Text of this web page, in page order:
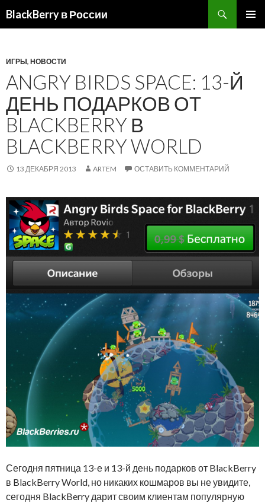
BlackBerry в России
ИГРЫ, НОВОСТИ
ANGRY BIRDS SPACE: 13-Й
ДЕНЬ ПОДАРКОВ ОТ
BLACKBERRY В
BLACKBERRY WORLD
13 ДЕКАБРЯ 2013 ARTEM ОСТАВИТЬ КОММЕНТАРИЙ
Сегодня пятница 13-е и 13-й день подарков от BlackBerry
в BlackBerry World, но никаких кошмаров вы не увидите,
сегодня BlackBerry дарит своим клиентам популярную